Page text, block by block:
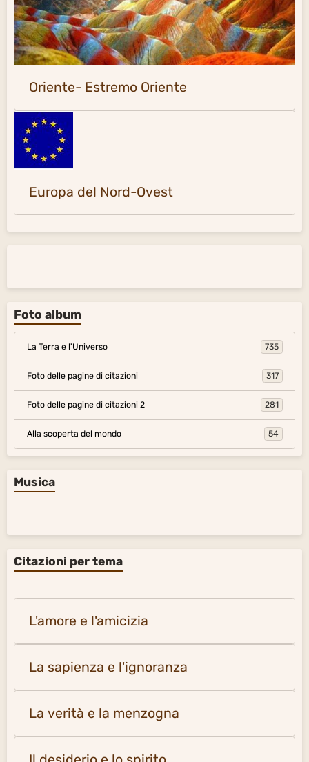
Oriente- Estremo Oriente
Europa del Nord-Ovest
Foto album
La Terra e l'Universo 735
Foto delle pagine di citazioni 317
Foto delle pagine di citazioni 2 281
Alla scoperta del mondo 54
Musica
Citazioni per tema
L'amore e l'amicizia
La sapienza e l'ignoranza
La verità e la menzogna